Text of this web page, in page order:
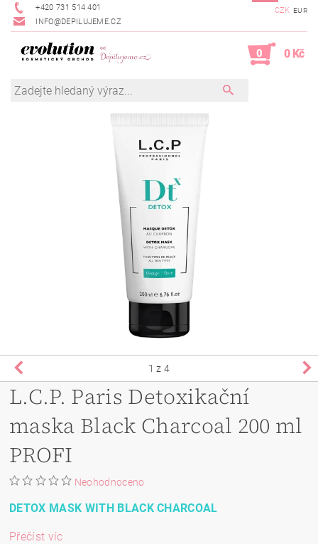
+420 731 514 401
INFO@DEPILUJEME.CZ
CZK EUR
0 0 Kč
1 z 4
L.C.P. Paris Detoxikační
maska Black Charcoal 200 ml
PROFI
Neohodnoceno
DETOX MASK WITH BLACK CHARCOAL
Přečíst víc